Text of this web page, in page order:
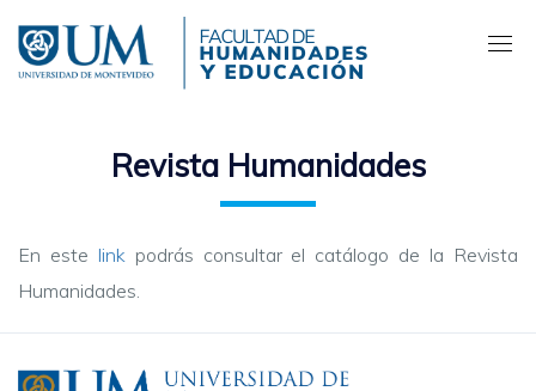
contenido
principal
Revista Humanidades
En este link podrás consultar el catálogo de la Revista
Humanidades.